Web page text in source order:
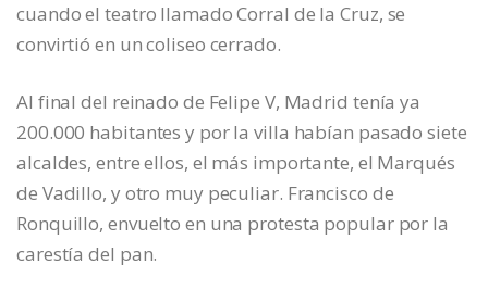
cuando el teatro llamado Corral de la Cruz, se
convirtió en un coliseo cerrado.
Al final del reinado de Felipe V, Madrid tenía ya
200.000 habitantes y por la villa habían pasado siete
alcaldes, entre ellos, el más importante, el Marqués
de Vadillo, y otro muy peculiar. Francisco de
Ronquillo, envuelto en una protesta popular por la
carestía del pan.